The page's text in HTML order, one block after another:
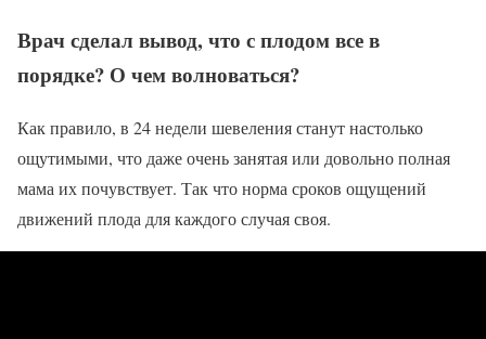
Врач сделал вывод, что с плодом все в
порядке? О чем волноваться?
Как правило, в 24 недели шевеления станут настолько
ощутимыми, что даже очень занятая или довольно полная
мама их почувствует. Так что норма сроков ощущений
движений плода для каждого случая своя.